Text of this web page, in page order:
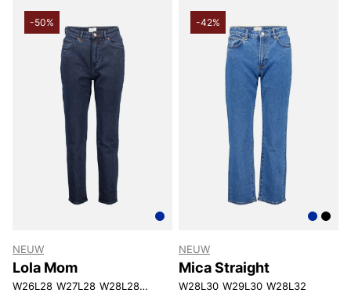
-50%
NEUW
Lola Mom
W26L28 W27L28 W28L28 W25L30 W26L30 W27L30 W28L30
-42%
NEUW
Mica Straight
W28L30 W29L30 W28L32